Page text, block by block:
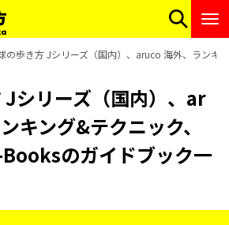
の歩き方 Jシリーズ（国内）、aruco 海外、ランキ
Jシリーズ（国内）、ar
キング&テクニック、
のガイドブック一